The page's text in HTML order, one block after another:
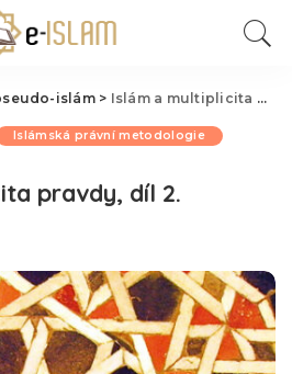
islám> Islám a multiplicita pravdy, díl 2.
Islámská právní metodologie
pravdy, díl 2.